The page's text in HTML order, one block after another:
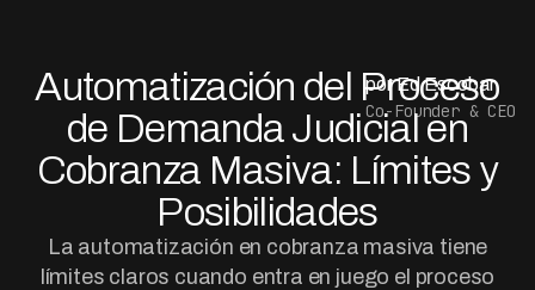
Automatización del Proceso
de Demanda Judicial en
Cobranza Masiva: Límites y
Posibilidades
La automatización en cobranza masiva tiene
límites claros cuando entra en juego el proceso
por Ed Escobar
Co-Founder & CEO